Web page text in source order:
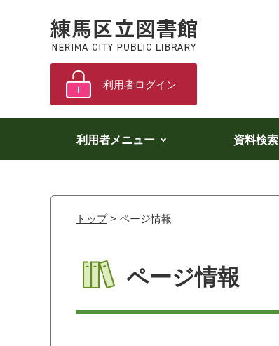
利用者ログイン
利用者メニュー 資料検索
トップ> ページ情報
ページ情報